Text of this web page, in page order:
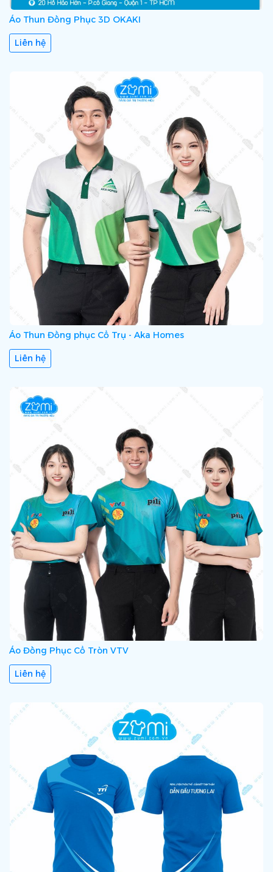
Áo Thun Đồng Phục 3D OKAKI
Liên hệ
Áo Thun Đồng phục Cổ Trụ - Aka Homes
Liên hệ
Áo Đồng Phục Cổ Tròn VTV
Liên hệ